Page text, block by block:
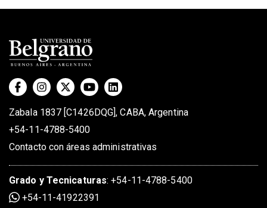
Zabala 1837 [C1426DQG], CABA, Argentina
+54-11-4788-5400
Contacto con áreas administrativas
Grado y Tecnicaturas:+54-11-4788-5400
+54-11-41922391